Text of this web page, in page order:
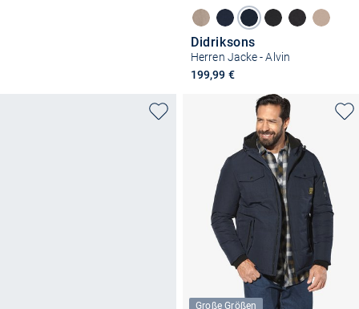
Didriksons
Herren Jacke - Alvin
199,99 €
Große Größen